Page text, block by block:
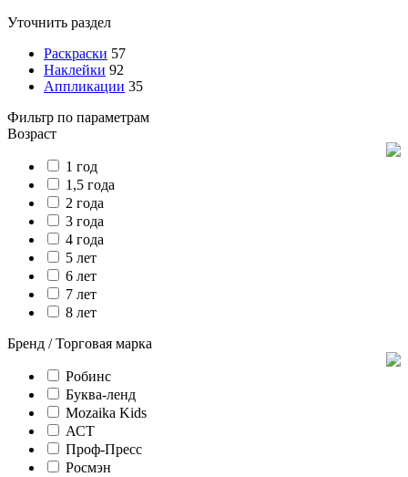
Уточнить раздел
Раскраски 57
Наклейки 92
Аппликации 35
Фильтр по параметрам
Возраст
1 год
1,5 года
2 года
3 года
4 года
5 лет
6 лет
7 лет
8 лет
Бренд / Торговая марка
Робинс
Буква-ленд
Mozaika Kids
АСТ
Проф-Пресс
Росмэн